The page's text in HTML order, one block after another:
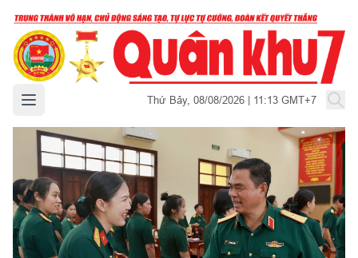
Mở menu chính Thứ Bảy, 08/08/2026 | 11:13 GMT+7